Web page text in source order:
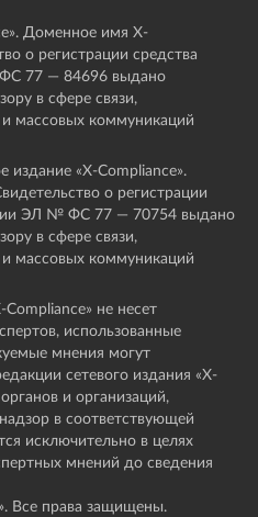
Доменное имя X-
о регистрации средства
77 — 84696 выдано
в сфере связи,
массовых коммуникаций
издание «Х-Compliance».
о регистрации
ЭЛ № ФС 77 — 70754 выдано
в сфере связи,
массовых коммуникаций
Compliance» не несет
использованные
мнения могут
сетевого издания «X-
и организаций,
в соответствующей
исключительно в целях
мнений до сведения
Все права защищены.